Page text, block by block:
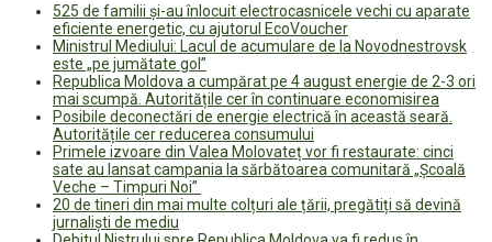
525 de familii și-au înlocuit electrocasnicele vechi cu aparate
eficiente energetic, cu ajutorul EcoVoucher
Ministrul Mediului: Lacul de acumulare de la Novodnestrovsk
este „pe jumătate gol”
Republica Moldova a cumpărat pe 4 august energie de 2-3 ori
mai scumpă. Autoritățile cer în continuare economisirea
Posibile deconectări de energie electrică în această seară.
Autoritățile cer reducerea consumului
Primele izvoare din Valea Molovateț vor fi restaurate: cinci
sate au lansat campania la sărbătoarea comunitară „Școală
Veche – Timpuri Noi”
20 de tineri din mai multe colțuri ale țării, pregătiți să devină
jurnaliști de mediu